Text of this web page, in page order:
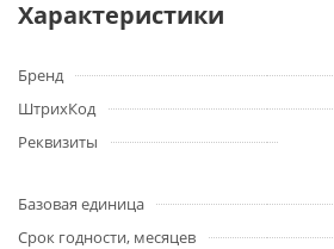
Характеристики
Бренд
ШтрихКод
Реквизиты
Базовая единица
Срок годности, месяцев